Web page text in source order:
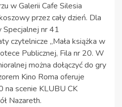
w Galerii Cafe Silesia
przez cały dzień. Dla
Specjalnej nr 41
czytelnicze „Mała książka w
Publicznej, Fila nr 20. W
można dołączyć do gry
Kino Roma oferuje
na scenie KLUBU CK
Nazareth.